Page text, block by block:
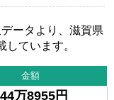
ータより、滋賀県
ています。
金額
万8955円